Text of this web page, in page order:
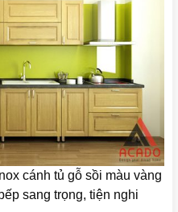
cánh tủ gỗ sồi màu vàng
sang trọng, tiện nghi